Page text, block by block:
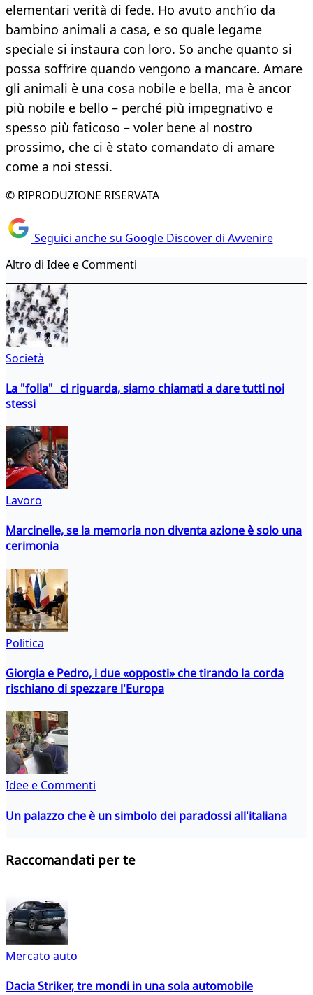
elementari verità di fede. Ho avuto anch’io da
bambino animali a casa, e so quale legame
speciale si instaura con loro. So anche quanto si
possa soffrire quando vengono a mancare. Amare
gli animali è una cosa nobile e bella, ma è ancor
più nobile e bello – perché più impegnativo e
spesso più faticoso – voler bene al nostro
prossimo, che ci è stato comandato di amare
come a noi stessi.
© RIPRODUZIONE RISERVATA
Seguici anche su Google Discover di Avvenire
Altro di Idee e Commenti
Società
La "folla" ci riguarda, siamo chiamati a dare tutti noi
stessi
Lavoro
Marcinelle, se la memoria non diventa azione è solo una
cerimonia
Politica
Giorgia e Pedro, i due «opposti» che tirando la corda
rischiano di spezzare l'Europa
Idee e Commenti
Un palazzo che è un simbolo dei paradossi all'italiana
Raccomandati per te
Mercato auto
Dacia Striker, tre mondi in una sola automobile